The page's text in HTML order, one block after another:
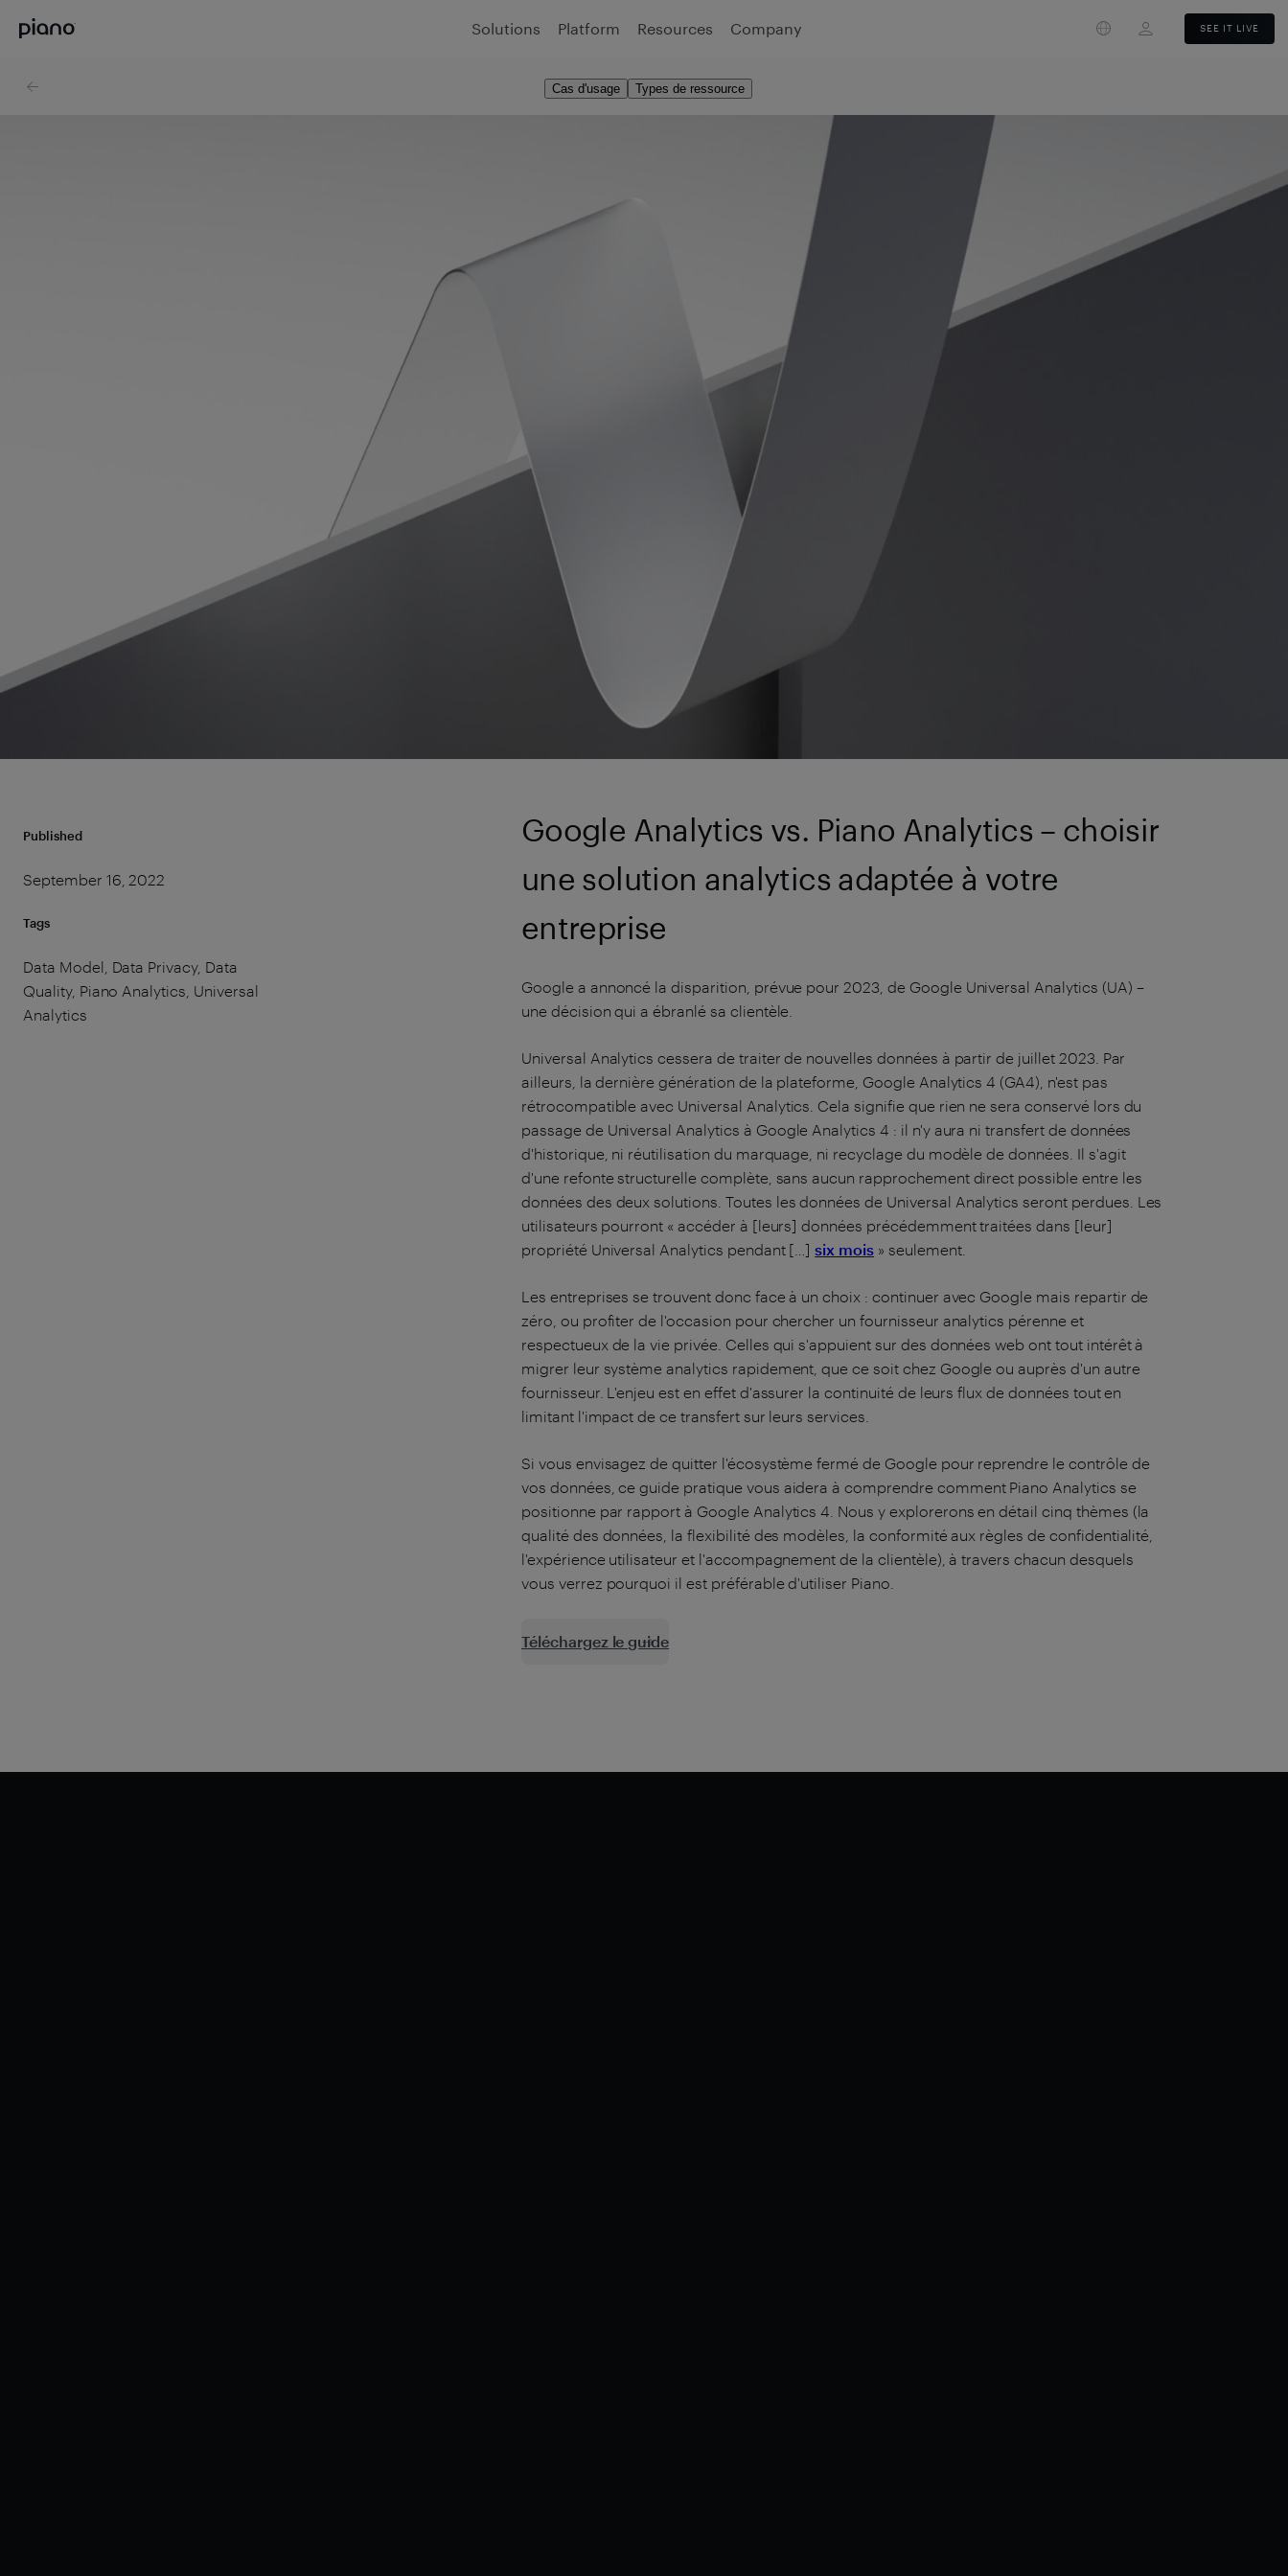
Types de ressource
Cas d'usage
Published
September 16, 2022
Tags
Data Model, Data Privacy, Data
Quality, Piano Analytics, Universal
Analytics
Google Analytics vs. Piano Analytics – choisir
une solution analytics adaptée à votre
entreprise
Google a annoncé la disparition, prévue pour 2023, de Google Universal Analytics (UA) –
une décision qui a ébranlé sa clientèle.
Universal Analytics cessera de traiter de nouvelles données à partir de juillet 2023. Par
ailleurs, la dernière génération de la plateforme, Google Analytics 4 (GA4), n'est pas
rétrocompatible avec Universal Analytics. Cela signifie que rien ne sera conservé lors du
passage de Universal Analytics à Google Analytics 4 : il n'y aura ni transfert de données
d'historique, ni réutilisation du marquage, ni recyclage du modèle de données. Il s'agit
d'une refonte structurelle complète, sans aucun rapprochement direct possible entre les
données des deux solutions. Toutes les données de Universal Analytics seront perdues. Les
utilisateurs pourront « accéder à [leurs] données précédemment traitées dans [leur]
propriété Universal Analytics pendant […]six mois » seulement.
Les entreprises se trouvent donc face à un choix : continuer avec Google mais repartir de
zéro, ou profiter de l'occasion pour chercher un fournisseur analytics pérenne et
respectueux de la vie privée. Celles qui s'appuient sur des données web ont tout intérêt à
migrer leur système analytics rapidement, que ce soit chez Google ou auprès d'un autre
fournisseur. L'enjeu est en effet d'assurer la continuité de leurs flux de données tout en
limitant l'impact de ce transfert sur leurs services.
Si vous envisagez de quitter l'écosystème fermé de Google pour reprendre le contrôle de
vos données, ce guide pratique vous aidera à comprendre comment Piano Analytics se
positionne par rapport à Google Analytics 4. Nous y explorerons en détail cinq thèmes (la
qualité des données, la flexibilité des modèles, la conformité aux règles de confidentialité,
l'expérience utilisateur et l'accompagnement de la clientèle), à travers chacun desquels
vous verrez pourquoi il est préférable d'utiliser Piano.
Téléchargez le guide
Solutions Platform Resources Company SEE IT LIVE